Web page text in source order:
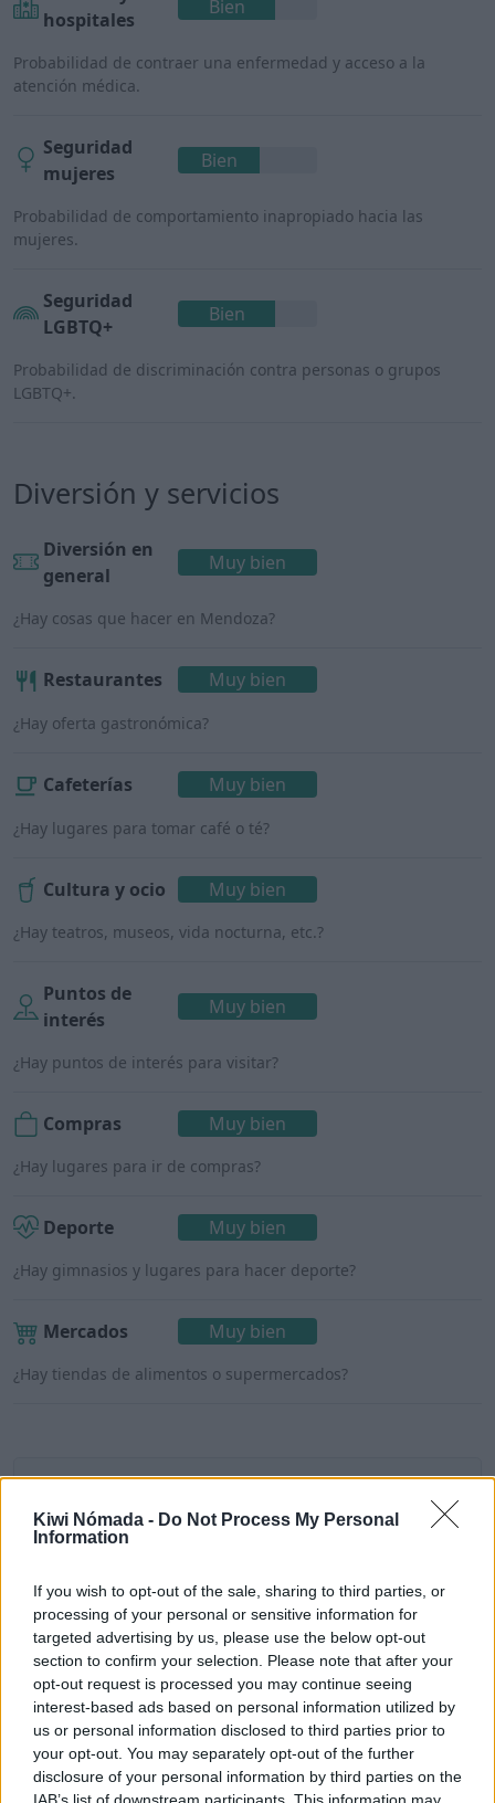
Kiwi Nómada - Do Not Process My Personal
Information
If you wish to opt-out of the sale, sharing to third parties, or
processing of your personal or sensitive information for
targeted advertising by us, please use the below opt-out
section to confirm your selection. Please note that after your
opt-out request is processed you may continue seeing
interest-based ads based on personal information utilized by
us or personal information disclosed to third parties prior to
your opt-out. You may separately opt-out of the further
disclosure of your personal information by third parties on the
hospitales
Bien
Probabilidad de contraer una enfermedad y acceso a la
atención médica.
Seguridad
mujeres
Bien
Probabilidad de comportamiento inapropiado hacia las
mujeres.
Seguridad
LGBTQ+
Bien
Probabilidad de discriminación contra personas o grupos
LGBTQ+.
Diversión y servicios
Diversión en
general
Muy bien
¿Hay cosas que hacer en Mendoza?
Restaurantes Muy bien
¿Hay oferta gastronómica?
Cafeterías Muy bien
¿Hay lugares para tomar café o té?
Cultura y ocio Muy bien
¿Hay teatros, museos, vida nocturna, etc.?
Puntos de
interés
Muy bien
¿Hay puntos de interés para visitar?
Compras Muy bien
¿Hay lugares para ir de compras?
Deporte Muy bien
¿Hay gimnasios y lugares para hacer deporte?
Mercados Muy bien
¿Hay tiendas de alimentos o supermercados?
digitales
Una vez detallados los puntos anteriores,
¿Mendoza es un buen lugar para vivir como
nómada digital?
Con una puntuación de 3,7/5,Mendoza es un
buen lugar para vivir como nómada digital.
Puntos a favor y puntos en